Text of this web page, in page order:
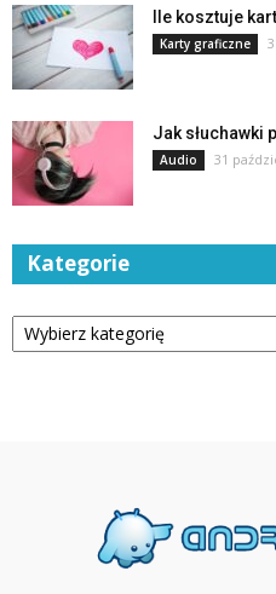
Ile kosztuje
Karty graficzne
Jak słuchawki
Audio 31
Kategorie
Kategorie